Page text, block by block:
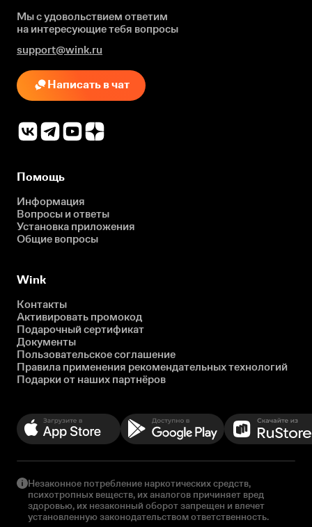
Мы с удовольствием ответим
на интересующиетебя вопросы
support@wink.ru
Написать в чат
Помощь
Информация
Вопросы и ответы
Установка приложения
Общие вопросы
Wink
Контакты
Активировать промокод
Подарочный сертификат
Документы
Пользовательское соглашение
Правила применения рекомендательных технологий
Подарки от наших партнёров
Незаконное потребление наркотических средств,
психотропных веществ, их аналогов причиняет вред
здоровью, их незаконный оборот запрещен и влечет
установленную законодательством ответственность.